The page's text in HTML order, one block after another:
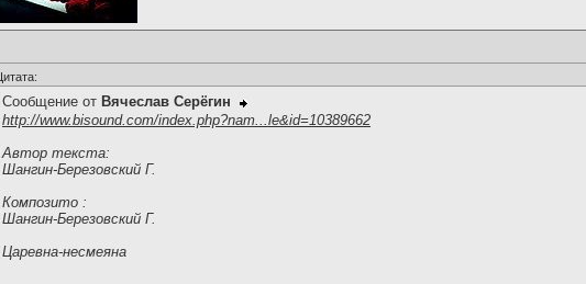
Цитата:
Сообщение от Вячеслав Серёгин
http://www.bisound.com/index.php?nam...le&id=10389662
Автор текста:
Шангин-Березовский Г.
Композито :
Шангин-Березовский Г.
Царевна-несмеяна